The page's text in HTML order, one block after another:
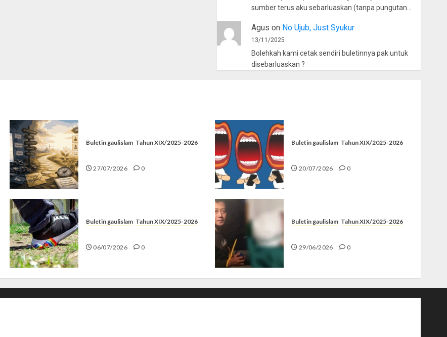
sumber terus aku sebarluaskan (tanpa pungutan…
Agus on No Ujub, Just Syukur
13/11/2025
Bolehkah kami cetak sendiri buletinnya pak untuk
disebarluaskan ?
Buletin gaulislam Tahun XIX/2025-2026
27/07/2026 0
Buletin gaulislam Tahun XIX/2025-2026
20/07/2026 0
Buletin gaulislam Tahun XIX/2025-2026
06/07/2026 0
Buletin gaulislam Tahun XIX/2025-2026
29/06/2026 0